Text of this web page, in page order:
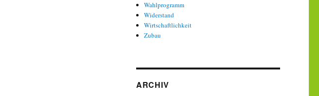
Wahlprogramm
Widerstand
Wirtschaftlichkeit
Zubau
ARCHIV